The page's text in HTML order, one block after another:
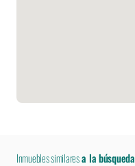
Inmuebles similaresa la búsqueda